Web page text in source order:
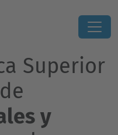
Superior
y